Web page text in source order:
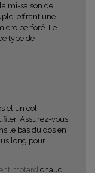
mi-saison de
offrant une
perforé. Le
type de
et un col
Assurez-vous
le bas du dos en
long pour
motard chaud